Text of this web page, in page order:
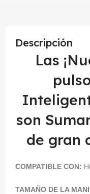
Descripción
Las
son
de gran
COMPATIBLE CON:
TAMAÑO DE LA